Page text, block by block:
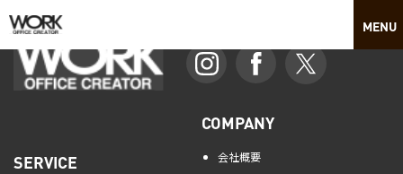
SERVICE
COMPANY
会社概要